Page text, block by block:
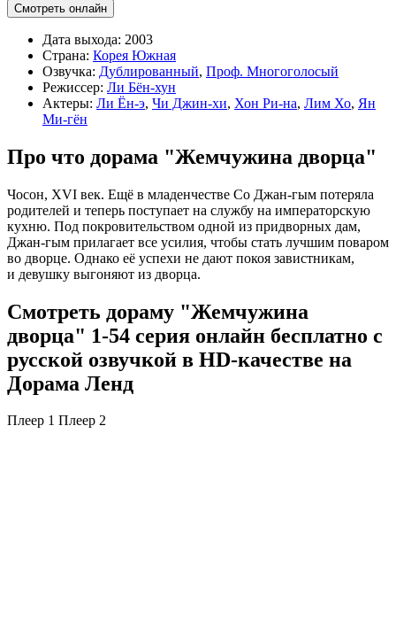
Смотреть онлайн
Дата выхода: 2003
Страна: Корея Южная
Озвучка: Дублированный, Проф. Многоголосый
Режиссер: Ли Бён-хун
Актеры: Ли Ён-э, Чи Джин-хи, Хон Ри-на, Лим Хо, Ян
Ми-гён
Про что дорама "Жемчужина дворца"
Чосон, XVI век. Ещё в младенчестве Со Джан-гым потеряла
родителей и теперь поступает на службу на императорскую
кухню. Под покровительством одной из придворных дам,
Джан-гым прилагает все усилия, чтобы стать лучшим поваром
во дворце. Однако её успехи не дают покоя завистникам,
и девушку выгоняют из дворца.
Смотреть дораму "Жемчужина
дворца" 1-54 серия онлайн бесплатно с
русской озвучкой в HD-качестве на
Дорама Ленд
Плеер 1 Плеер 2